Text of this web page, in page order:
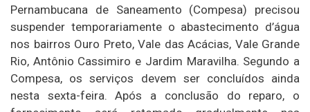
Pernambucana de Saneamento (Compesa) precisou
suspender temporariamente o abastecimento d’água
nos bairros Ouro Preto, Vale das Acácias, Vale Grande
Rio, Antônio Cassimiro e Jardim Maravilha. Segundo a
Compesa, os serviços devem ser concluídos ainda
nesta sexta-feira. Após a conclusão do reparo, o